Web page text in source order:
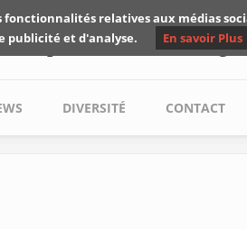
de
DIVERSITÉ CONTACT
relatives aux médias
publicité et d'analyse.
En savoir Plus